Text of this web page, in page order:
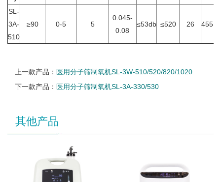
SL-
3A-
510
≥90 0-5 5
0.045-
0.08
≤53db ≤520 26
上一款产品： 医用分子筛制氧机SL-3W-510/520/820/1020
下一款产品： 医用分子筛制氧机SL-3A-330/530
其他产品